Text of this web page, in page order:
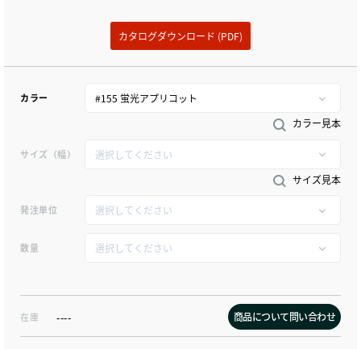
カタログダウンロード (PDF)
カラー
カラー見本
サイズ（幅）
サイズ見本
発注単位
数量
在庫 ---- 商品について問い合わせ